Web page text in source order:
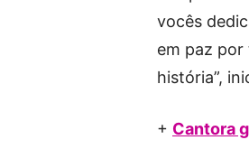
vocês
em paz por
história”,
+ Cantora